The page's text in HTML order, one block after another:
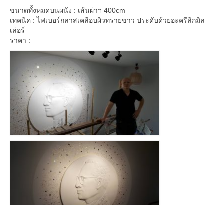
ขนาดทั้งหมดบนผนัง : เส้นผ่าฯ 400cm
เทคนิค : ไฟเบอร์กลาสเคลือบผิวทรายขาว ประดับด้วยอะครีลิกมิล
เล่อร์
ราคา :